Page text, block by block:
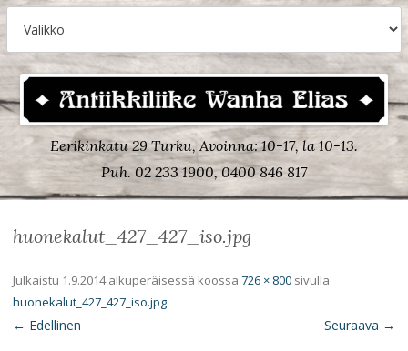
Eerikinkatu 29 Turku, Avoinna: 10-17, la 10-13.
Puh. 02 233 1900, 0400 846 817
huonekalut_427_427_iso.jpg
Julkaistu 1.9.2014alkuperäisessä koossa 726 × 800 sivulla
huonekalut_427_427_iso.jpg.
← Edellinen Seuraava →